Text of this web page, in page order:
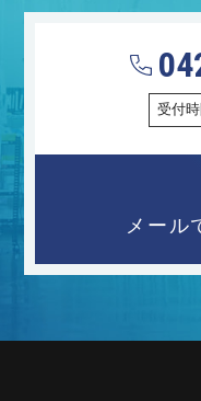
受付時
メール